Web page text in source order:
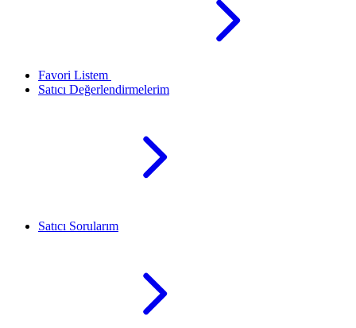
Favori Listem
Satıcı Değerlendirmelerim
Satıcı Sorularım